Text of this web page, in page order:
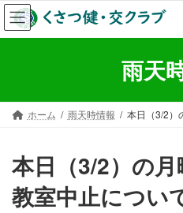
コ
ン
テ
ス
ナ
ビ
ゲ
ン
雨天
ホーム 雨天時情報 本日（3/2）
本日（3/2）の
教室中止につい